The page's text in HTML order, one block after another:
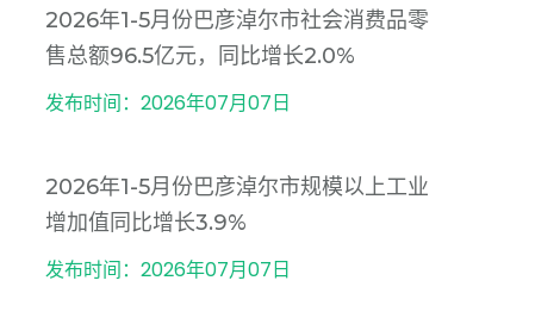
2026年1-5月份巴彦淖尔市社会消费品零
售总额96.5亿元，同比增长2.0%
发布时间：2026年07月07日
2026年1-5月份巴彦淖尔市规模以上工业
增加值同比增长3.9%
发布时间：2026年07月07日